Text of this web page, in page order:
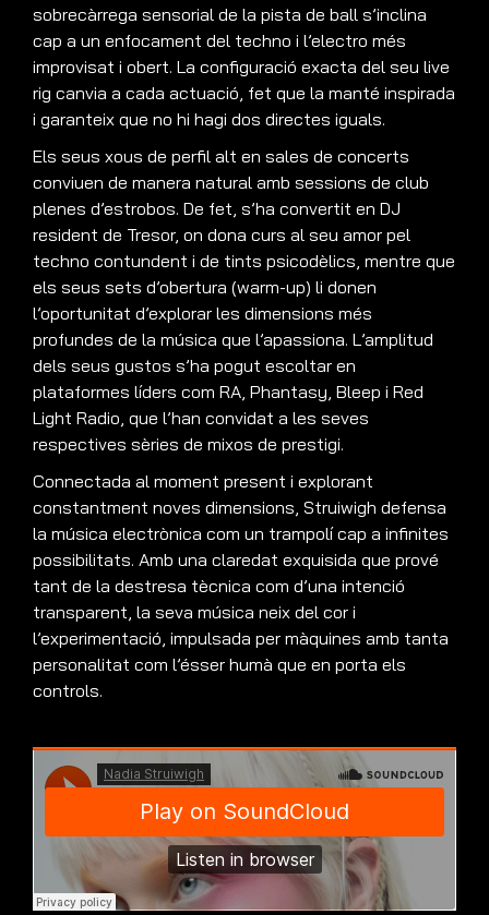
sobrecàrrega sensorial de la pista de ball s’inclina
cap a un enfocament del techno i l’electro més
improvisat i obert. La configuració exacta del seu live
rig canvia a cada actuació, fet que la manté inspirada
i garanteix que no hi hagi dos directes iguals.
Els seus xous de perfil alt en sales de concerts
conviuen de manera natural amb sessions de club
plenes d’estrobos. De fet, s’ha convertit en DJ
resident de Tresor, on dona curs al seu amor pel
techno contundent i de tints psicodèlics, mentre que
els seus sets d’obertura (warm-up) li donen
l’oportunitat d’explorar les dimensions més
profundes de la música que l’apassiona. L’amplitud
dels seus gustos s’ha pogut escoltar en
plataformes líders com RA, Phantasy, Bleep i Red
Light Radio, que l’han convidat a les seves
respectives sèries de mixos de prestigi.
Connectada al moment present i explorant
constantment noves dimensions, Struiwigh defensa
la música electrònica com un trampolí cap a infinites
possibilitats. Amb una claredat exquisida que prové
tant de la destresa tècnica com d’una intenció
transparent, la seva música neix del cor i
l’experimentació, impulsada per màquines amb tanta
personalitat com l’ésser humà que en porta els
controls.